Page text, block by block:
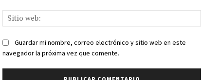
web:
Guardar mi nombre, correo electrónico y sitio web en este
navegador la próxima vez que comente.